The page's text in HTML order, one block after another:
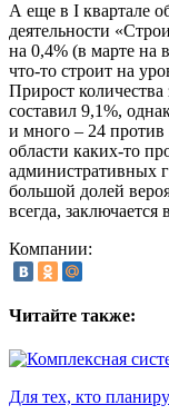
А еще в I квартале
деятельности
на 0,4% (в марте на
что-то строит на
Прирост количества
составил 9,1%,
и много – 24 против
области каких-то
административных
большой долей
всегда,
Компании:
Читайте также:
Для тех, кто